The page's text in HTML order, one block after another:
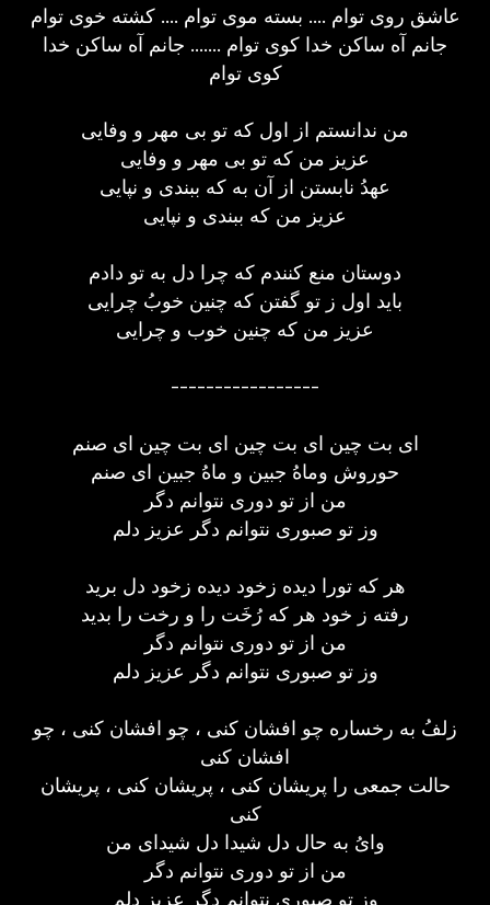
عاشق روی توام .... بسته موی توام .... کشته خوی توام
جانم آه ساکن خدا کوی توام ....... جانم آه ساکن خدا
کوی توام
من ندانستم از اول که تو بی مهر و وفایی
عزیز من که تو بی مهر و وفایی
عهدُ نابستن از آن به که ببندی و نپایی
عزیز من که ببندی و نپایی
دوستان منع کنندم که چرا دل به تو دادم
باید اول ز تو گفتن که چنین خوبُ چرایی
عزیز من که چنین خوب و چرایی
-----------------
ای بت چین ای بت چین ای بت چین ای صنم
حوروش وماهُ جبین و ماهُ جبین ای صنم
من از تو دوری نتوانم دگر
وز تو صبوری نتوانم دگر عزیز دلم
هر که تورا دیده زخود دیده زخود دل برید
رفته ز خود هر که رُخَت را و رخت را بدید
من از تو دوری نتوانم دگر
وز تو صبوری نتوانم دگر عزیز دلم
زلفُ به رخساره چو افشان کنی ، چو افشان کنی ، چو
افشان کنی
حالت جمعی را پریشان کنی ، پریشان کنی ، پریشان
کنی
وایُ به حال دل شیدا دل شیدای من
من از تو دوری نتوانم دگر
وز تو صبوری نتوانم دگر عزیز دلم